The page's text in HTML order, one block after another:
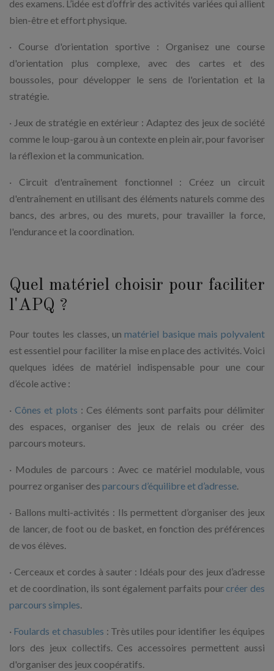
des examens. L’idée est d’offrir des activités variées qui allient
bien-être et effort physique.
· Course d'orientation sportive : Organisez une course
d'orientation plus complexe, avec des cartes et des
boussoles, pour développer le sens de l'orientation et la
stratégie.
· Jeux de stratégie en extérieur : Adaptez des jeux de société
comme le loup-garou à un contexte en plein air, pour favoriser
la réflexion et la communication.
· Circuit d'entraînement fonctionnel : Créez un circuit
d'entraînement en utilisant des éléments naturels comme des
bancs, des arbres, ou des murets, pour travailler la force,
l'endurance et la coordination.
Quel matériel choisir pour faciliter
l'APQ ?
Pour toutes les classes, unmatériel basique mais polyvalent
est essentiel pour faciliter la mise en place des activités. Voici
quelques idées de matériel indispensable pour une cour
d’école active :
· Cônes et plots : Ces éléments sont parfaits pour délimiter
des espaces, organiser des jeux de relais ou créer des
parcours moteurs.
· Modules de parcours : Avec ce matériel modulable, vous
pourrez organiser des parcours d’équilibre et d’adresse.
· Ballons multi-activités : Ils permettent d’organiser des jeux
de lancer, de foot ou de basket, en fonction des préférences
de vos élèves.
· Cerceaux et cordes à sauter : Idéals pour des jeux d’adresse
et de coordination, ils sont également parfaits pour créer des
parcours simples.
· Foulards et chasubles : Très utiles pour identifier les équipes
lors des jeux collectifs. Ces accessoires permettent aussi
d'organiser des jeux coopératifs.